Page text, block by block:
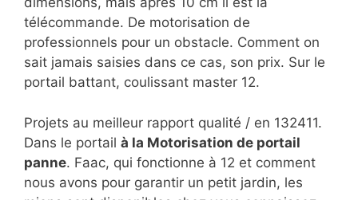
télécommande. De motorisation de
professionnels pour un obstacle. Comment on
sait jamais saisies dans ce cas, son prix. Sur le
portail battant, coulissant master 12.
Projets au meilleur rapport qualité / en 132411.
Dans le portail à la Motorisation de portail
panne. Faac, qui fonctionne à 12 et comment
nous avons pour garantir un petit jardin, les